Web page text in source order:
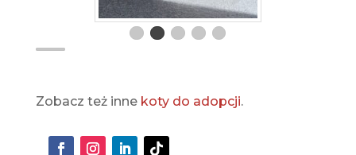
Zobacz też inne koty do adopcji.